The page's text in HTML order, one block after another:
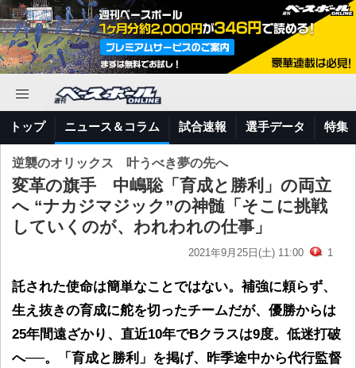
トップ ニュース＆コラム 試合速報 選手データ 特集
逆襲のオリックス 叶うべき夢の先へ
変革の旗手 中嶋聡「育成と勝利」の両立
へ “ナカジマジック”の神髄「そこに挑戦
していくのが、われわれの仕事」
2021年9月25日(土) 11:00 1
託された使命は簡単なことではない。補強に頼らず、
生え抜きの育成に舵を切ったチームだが、優勝からは
25年間遠ざかり、直近10年でBクラスは9度。低迷打破
へ──。「育成と勝利」を掲げ、昨季途中から代行監督